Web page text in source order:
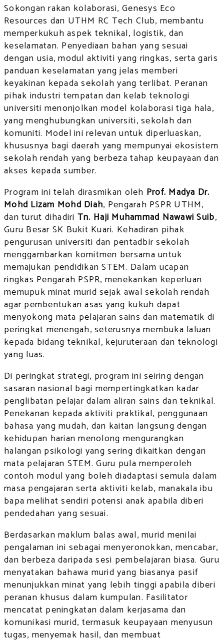
Sokongan rakan kolaborasi, Genesys Eco
Resources dan UTHM RC Tech Club, membantu
memperkukuh aspek teknikal, logistik, dan
keselamatan. Penyediaan bahan yang sesuai
dengan usia, modul aktiviti yang ringkas, serta garis
panduan keselamatan yang jelas memberi
keyakinan kepada sekolah yang terlibat. Peranan
pihak industri tempatan dan kelab teknologi
universiti menonjolkan model kolaborasi tiga hala,
yang menghubungkan universiti, sekolah dan
komuniti. Model ini relevan untuk diperluaskan,
khususnya bagi daerah yang mempunyai ekosistem
sekolah rendah yang berbeza tahap keupayaan dan
akses kepada sumber.
Program ini telah dirasmikan oleh Prof. Madya Dr.
Mohd Lizam Mohd Diah, Pengarah PSPR UTHM,
dan turut dihadiri Tn. Haji Muhammad Nawawi Suib,
Guru Besar SK Bukit Kuari. Kehadiran pihak
pengurusan universiti dan pentadbir sekolah
menggambarkan komitmen bersama untuk
memajukan pendidikan STEM. Dalam ucapan
ringkas Pengarah PSPR, menekankan keperluan
memupuk minat murid sejak awal sekolah rendah
agar pembentukan asas yang kukuh dapat
menyokong mata pelajaran sains dan matematik di
peringkat menengah, seterusnya membuka laluan
kepada bidang teknikal, kejuruteraan dan teknologi
yang luas.
Di peringkat strategi, program ini seiring dengan
sasaran nasional bagi mempertingkatkan kadar
penglibatan pelajar dalam aliran sains dan teknikal.
Penekanan kepada aktiviti praktikal, penggunaan
bahasa yang mudah, dan kaitan langsung dengan
kehidupan harian menolong mengurangkan
halangan psikologi yang sering dikaitkan dengan
mata pelajaran STEM. Guru pula memperoleh
contoh modul yang boleh diadaptasi semula dalam
masa pengajaran serta aktiviti kelab, manakala ibu
bapa melihat sendiri potensi anak apabila diberi
pendedahan yang sesuai.
Berdasarkan maklum balas awal, murid menilai
pengalaman ini sebagai menyeronokkan, mencabar,
dan berbeza daripada sesi pembelajaran biasa. Guru
menyatakan bahawa murid yang biasanya pasif
menunjukkan minat yang lebih tinggi apabila diberi
peranan khusus dalam kumpulan. Fasilitator
mencatat peningkatan dalam kerjasama dan
komunikasi murid, termasuk keupayaan menyusun
tugas, menyemak hasil, dan membuat